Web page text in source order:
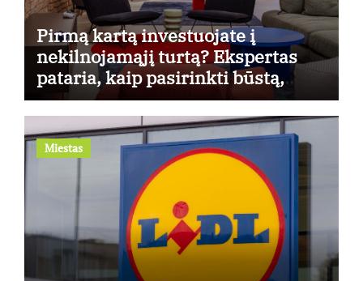
Pirmą kartą investuojate į
nekilnojamąjį turtą? Ekspertas
pataria, kaip pasirinkti būstą,
kuris generuos grąžą
Miestas